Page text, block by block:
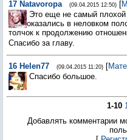
17 Natavoropa (09.04.2015 12:50) [
Это еще не самый плохой
оказались в неловком
толчок к продолжению
Спасибо за главу.
16 Helen77 (09.04.2015 11:20) [
Спасибо большое.
1-10
Добавлять комментарии